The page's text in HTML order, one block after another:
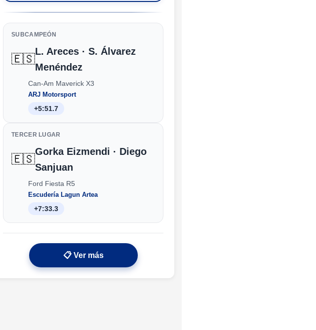
SUBCAMPEÓN
🇪🇸
L. Areces · S. Álvarez
Menéndez
Can-Am Maverick X3
ARJ Motorsport
+5:51.7
TERCER LUGAR
🇪🇸
Gorka Eizmendi · Diego
Sanjuan
Ford Fiesta R5
Escudería Lagun Artea
+7:33.3
📋 Ver más